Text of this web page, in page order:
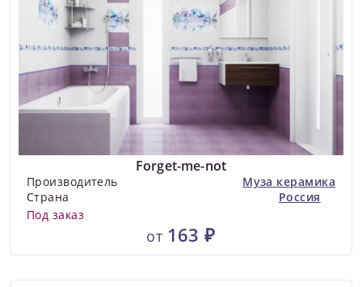
Forget-me-not
Производитель
Муза керамика
Страна
Россия
Под заказ
от 163 ₽